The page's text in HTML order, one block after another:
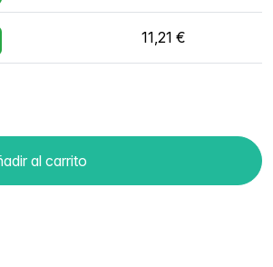
11,21 €
al carrito